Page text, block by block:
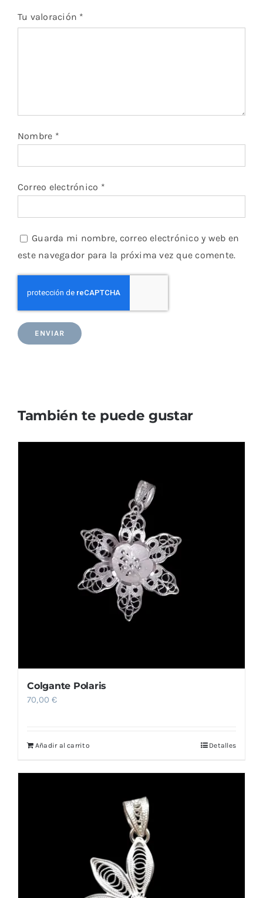
Tu valoración *
Nombre *
Correo electrónico *
Guarda mi nombre, correo electrónico y web en
este navegador para la próxima vez que comente.
También te puede gustar
Colgante Polaris
70,00€
Añadir al carrito Detalles